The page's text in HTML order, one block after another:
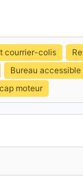
colis
Bureau
moteur